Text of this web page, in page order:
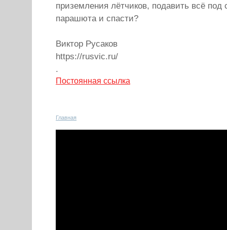
приземления лётчиков, подавить всё под
парашюта и спасти?
Виктор Русаков
https://rusvic.ru/
.
Постоянная ссылка
Главная